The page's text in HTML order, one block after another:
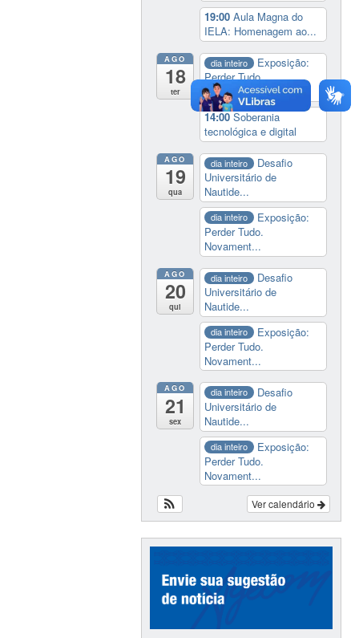
19:00Aula Magna do
IELA: Homenagem ao...
AGO
18
ter
dia inteiro
Exposição:
Perder Tudo.
Novament...
14:00Soberania
tecnológica e digital
AGO
19
qua
dia inteiro
Desafio
Universitário de
Nautide...
dia inteiro
Exposição:
Perder Tudo.
Novament...
AGO
20
qui
dia inteiro
Desafio
Universitário de
Nautide...
dia inteiro
Exposição:
Perder Tudo.
Novament...
AGO
21
sex
dia inteiro
Desafio
Universitário de
Nautide...
dia inteiro
Exposição:
Perder Tudo.
Novament...
Ver calendário